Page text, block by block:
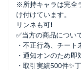
※所持キャラは完全
け付けています。
リンネも可❗️
✅当方の商品につい
・不正行為、チート
・通知オンのため即
・取引実績500件✨